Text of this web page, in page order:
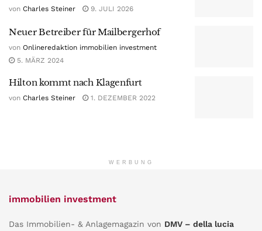
von Charles Steiner 9. JULI 2026
Neuer Betreiber für Mailbergerhof
von Onlineredaktion immobilien investment
5. MÄRZ 2024
Hilton kommt nach Klagenfurt
von Charles Steiner 1. DEZEMBER 2022
WERBUNG
immobilien investment
Das Immobilien- & Anlagemagazin von DMV – della lucia